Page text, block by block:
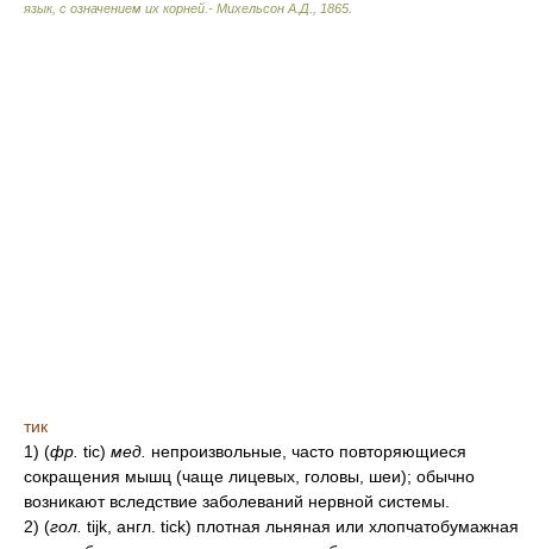
язык, с означением их корней.- Михельсон А.Д.
1865
тик
1) (фр. tic) мед. непроизвольные, часто повторяющиеся
сокращения мышц (чаще лицевых, головы, шеи); обычно
возникают вследствие заболеваний нервной системы.
2) (гол. tijk, англ. tick) плотная льняная или хлопчатобумажная